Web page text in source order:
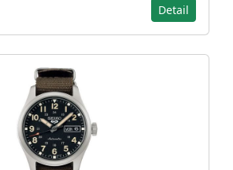
Detail